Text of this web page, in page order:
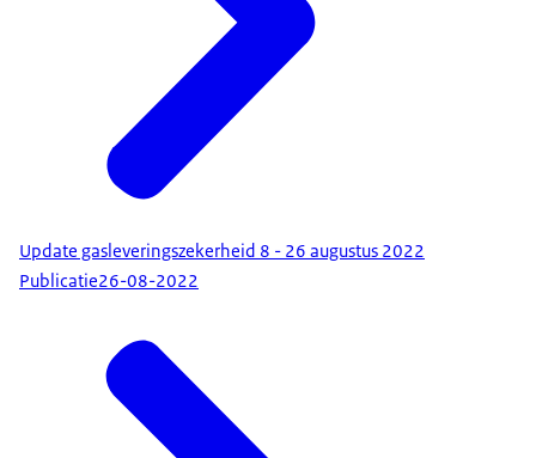
Update gasleveringszekerheid 8 - 26 augustus 2022
Publicatie26-08-2022